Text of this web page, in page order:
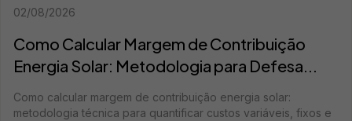
02/08/2026
Como Calcular Margem de Contribuição
Energia Solar: Metodologia para Defesa...
Como calcular margem de contribuição energia solar:
metodologia técnica para quantificar custos variáveis, fixos e